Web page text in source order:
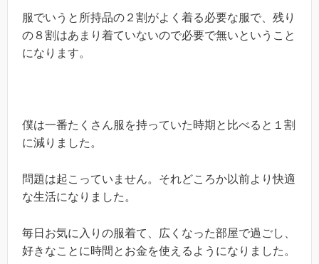
服でいうと所持品の２割がよく着る必要な服で、残り
の８割はあまり着ていないので必要で無いということ
になります。
僕は一番たくさん服を持っていた時期と比べると１割
に減りました。
問題は起こっていません。それどころか以前より快適
な生活になりました。
毎日お気に入りの服着て、広くなった部屋で過ごし、
好きなことに時間とお金を使えるようになりました。